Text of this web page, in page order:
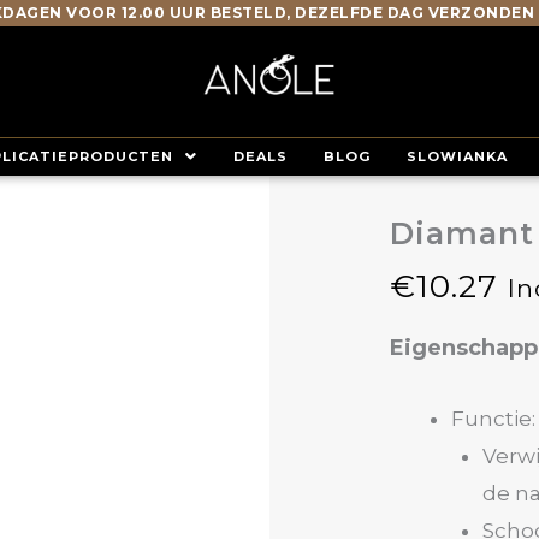
VOOR 12.00 UUR BESTELD, DEZELFDE DAG VERZONDEN
DEALS BLOG SLOWIANKA
Diamant
€10.27
Functie:
de